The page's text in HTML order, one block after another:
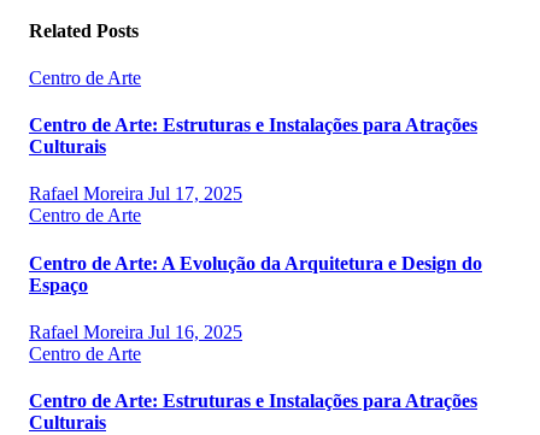
Related Posts
Centro de Arte
Centro de Arte: Estruturas e Instalações para Atrações
Culturais
Rafael Moreira Jul 17, 2025
Centro de Arte
Centro de Arte: A Evolução da Arquitetura e Design do
Espaço
Rafael Moreira Jul 16, 2025
Centro de Arte
Centro de Arte: Estruturas e Instalações para Atrações
Culturais